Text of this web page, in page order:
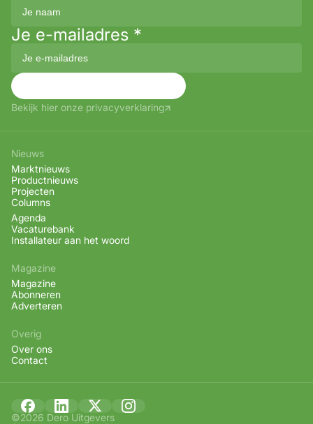
Je e-mailadres *
Bekijk hier onze privacyverklaring
Nieuws
Marktnieuws
Productnieuws
Projecten
Columns
Agenda
Vacaturebank
Installateur aan het woord
Magazine
Magazine
Abonneren
Adverteren
Overig
Over ons
Contact
©2026 Dero Uitgevers